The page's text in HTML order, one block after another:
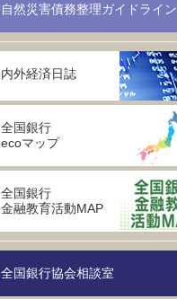
自然災害債務整理ガイドライン
内外経済日誌
全国銀行
ecoマップ
全国銀行
金融教育活動MAP
全国銀行協会相談室